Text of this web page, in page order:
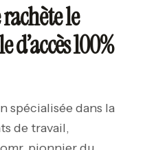
le
100%
spécialisée dans la
de travail,